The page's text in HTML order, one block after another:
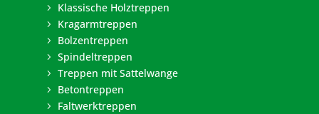
5 Klassische Holztreppen
5 Kragarmtreppen
5 Bolzentreppen
5 Spindeltreppen
5 Treppen mit Sattelwange
5 Betontreppen
5 Faltwerktreppen